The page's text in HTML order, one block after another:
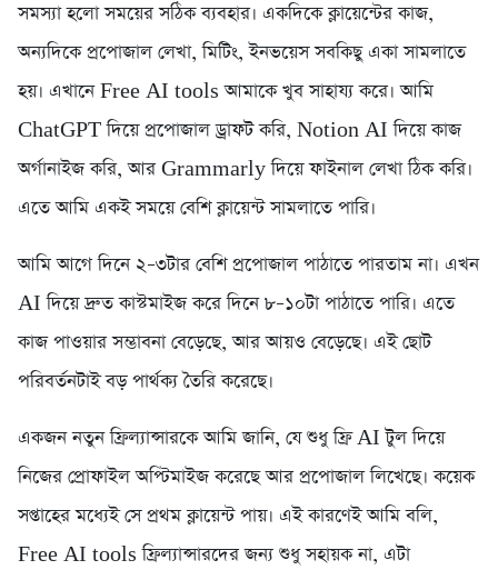
সমস্যা হলো সময়ের সঠিক ব্যবহার। একদিকে ক্লায়েন্টের কাজ,
অন্যদিকে প্রপোজাল লেখা, মিটিং, ইনভয়েস সবকিছু একা সামলাতে
হয়। এখানে Free AI tools আমাকে খুব সাহায্য করে। আমি
ChatGPT দিয়ে প্রপোজাল ড্রাফট করি, Notion AI দিয়ে কাজ
অর্গানাইজ করি, আর Grammarly দিয়ে ফাইনাল লেখা ঠিক করি।
এতে আমি একই সময়ে বেশি ক্লায়েন্ট সামলাতে পারি।
আমি আগে দিনে ২–৩টার বেশি প্রপোজাল পাঠাতে পারতাম না। এখন
AI দিয়ে দ্রুত কাস্টমাইজ করে দিনে ৮–১০টা পাঠাতে পারি। এতে
কাজ পাওয়ার সম্ভাবনা বেড়েছে, আর আয়ও বেড়েছে। এই ছোট
পরিবর্তনটাই বড় পার্থক্য তৈরি করেছে।
একজন নতুন ফ্রিল্যান্সারকে আমি জানি, যে শুধু ফ্রি AI টুল দিয়ে
নিজের প্রোফাইল অপ্টিমাইজ করেছে আর প্রপোজাল লিখেছে। কয়েক
সপ্তাহের মধ্যেই সে প্রথম ক্লায়েন্ট পায়। এই কারণেই আমি বলি,
Free AI tools ফ্রিল্যান্সারদের জন্য শুধু সহায়ক না, এটা